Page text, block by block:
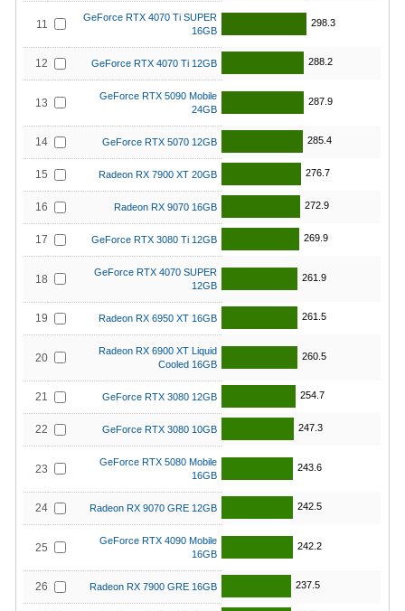
11
GeForce RTX 4070 Ti SUPER
16GB
298.3
12 GeForce RTX 4070 Ti 12GB 288.2
13
GeForce RTX 5090 Mobile
24GB
287.9
14 GeForce RTX 5070 12GB 285.4
15 Radeon RX 7900 XT 20GB 276.7
16 Radeon RX 9070 16GB 272.9
17 GeForce RTX 3080 Ti 12GB 269.9
18
GeForce RTX 4070 SUPER
12GB
261.9
19 Radeon RX 6950 XT 16GB 261.5
20
Radeon RX 6900 XT Liquid
Cooled 16GB
260.5
21 GeForce RTX 3080 12GB 254.7
22 GeForce RTX 3080 10GB 247.3
23
GeForce RTX 5080 Mobile
16GB
243.6
24 Radeon RX 9070 GRE 12GB 242.5
25
GeForce RTX 4090 Mobile
16GB
242.2
26 Radeon RX 7900 GRE 16GB 237.5